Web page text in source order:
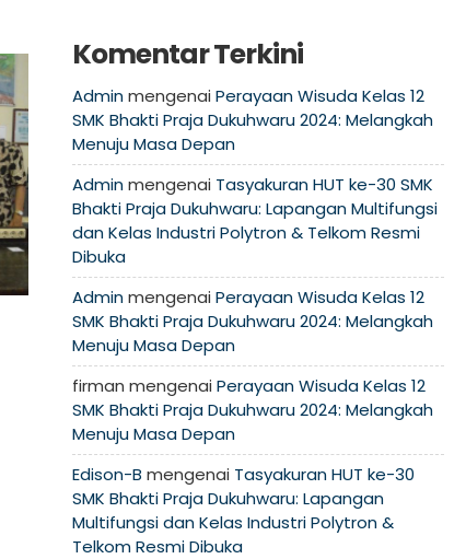
Komentar Terkini
Adminmengenai Perayaan Wisuda Kelas 12
SMK Bhakti Praja Dukuhwaru 2024: Melangkah
Menuju Masa Depan
Adminmengenai Tasyakuran HUT ke-30 SMK
Bhakti Praja Dukuhwaru: Lapangan Multifungsi
dan Kelas Industri Polytron & Telkom Resmi
Dibuka
Adminmengenai Perayaan Wisuda Kelas 12
SMK Bhakti Praja Dukuhwaru 2024: Melangkah
Menuju Masa Depan
firman mengenai Perayaan Wisuda Kelas 12
SMK Bhakti Praja Dukuhwaru 2024: Melangkah
Menuju Masa Depan
Edison-B mengenai Tasyakuran HUT ke-30
SMK Bhakti Praja Dukuhwaru: Lapangan
Multifungsi dan Kelas Industri Polytron &
Telkom Resmi Dibuka